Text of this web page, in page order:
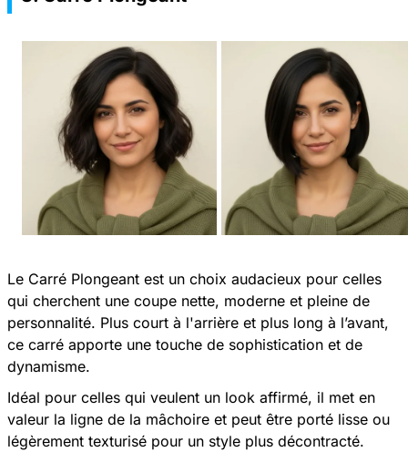
Le Carré Plongeant est un choix audacieux pour celles
qui cherchent une coupe nette, moderne et pleine de
personnalité. Plus court à l'arrière et plus long à l’avant,
ce carré apporte une touche de sophistication et de
dynamisme.
Idéal pour celles qui veulent un look affirmé, il met en
valeur la ligne de la mâchoire et peut être porté lisse ou
légèrement texturisé pour un style plus décontracté.